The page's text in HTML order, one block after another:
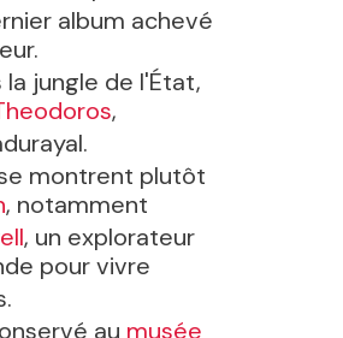
album achevé
jungle de l'État,
,
montrent plutôt
, notamment
, un explorateur
pour vivre
au musée